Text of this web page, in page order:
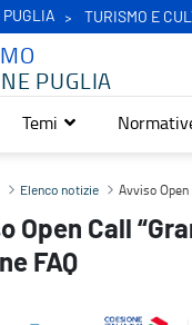
PUGLIA TURISMO E
PUGLIA
Temi
Secondo
Elenco notizie Avviso
Open Call
FAQ